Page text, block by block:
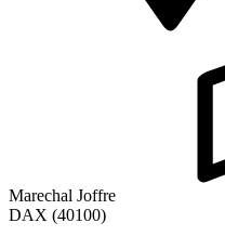
Marechal Joffre
DAX (40100)